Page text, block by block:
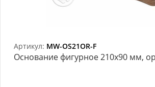
Артикул: MW-OS21OR-F
Основание фигурное 210х90 мм,